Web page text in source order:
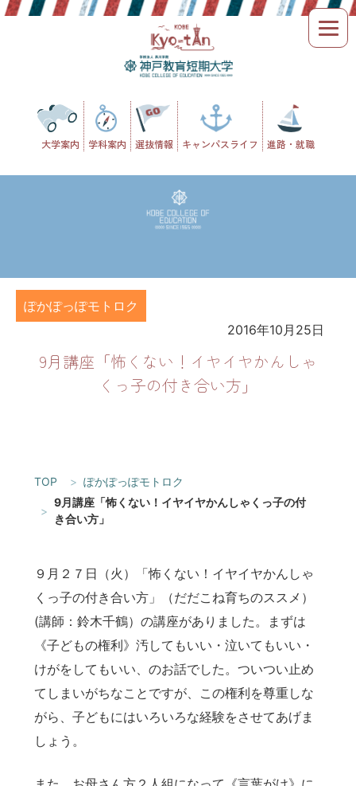
Skip
to
大学案内 学科案内 選抜情報 キャンパスライフ 進路・就職
ぽかぽっぽモトロク
2016年10月25日
9月講座「怖くない！イヤイヤかんしゃ
くっ子の付き合い方」
TOP
ぽかぽっぽモトロク
9月講座「怖くない！イヤイヤかんしゃくっ子の付
き合い方」
９月２７日（火）「怖くない！イヤイヤかんしゃ
くっ子の付き合い方」（だだこね育ちのススメ）
(講師：鈴木千鶴）の講座がありました。まずは
《子どもの権利》汚してもいい・泣いてもいい・
けがをしてもいい、のお話でした。ついつい止め
てしまいがちなことですが、この権利を尊重しな
がら、子どもにはいろいろな経験をさせてあげま
しょう。